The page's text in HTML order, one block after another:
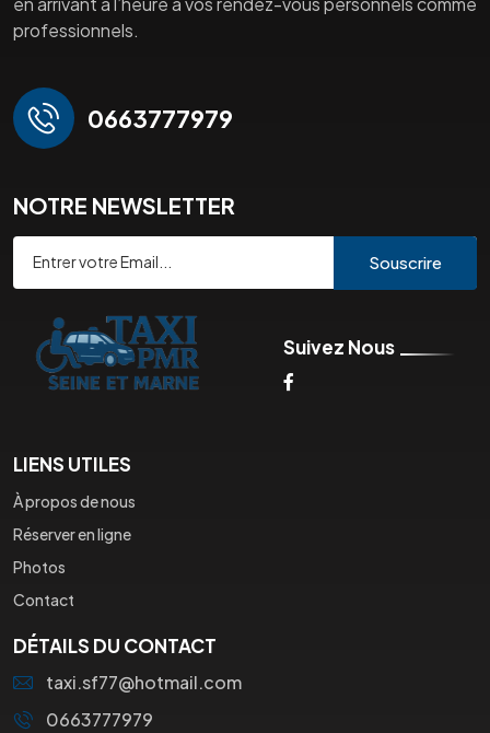
professionnels.
0663777979
NOTRE NEWSLETTER
Souscrire
Suivez Nous
LIENS UTILES
À propos de nous
Réserver en ligne
Photos
Contact
DÉTAILS DU CONTACT
taxi.sf77@hotmail.com
0663777979